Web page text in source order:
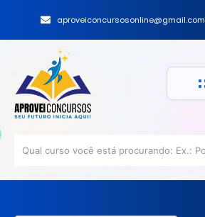
aproveiconcursosonline@gmail.com